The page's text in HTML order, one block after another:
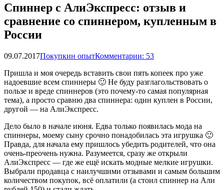
Спиннер с АлиЭкспресс: отзыв и
сравнение со спиннером, купленным в
России
09.07.2017Покупкин опытКомментарии: 53
Пришла и моя очередь вставить свои пять копеек про уже
надоевшие всем спиннеры 🙂 Не буду разглагольствовать о
пользе и вреде спиннеров (это почему-то самая популярная
тема), а просто сравню два спиннера: один куплен в России,
другой — на АлиЭкспресс.
Дело было в начале июня. Едва только появилась мода на
спиннеры, моему сыну срочно понадобилась эта игрушка 🙂
Правда, для начала ему пришлось убедить родителей, что она
очень-преочень нужна. Разумеется, сразу же открыли
АлиЭкспресс — где же ещё искать модные мелкие игрушки.
Выбрали продавца с наилучшими отзывами и самым большим
количеством покупок, всё оплатили (а стоил спиннер на Али